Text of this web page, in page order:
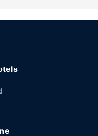
、荷物保管サービスをお